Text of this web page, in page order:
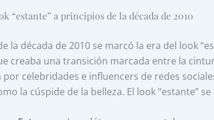
“estante” a principios de la década de 2010
la década de 2010 se marcó la era del look
creaba una transición marcada entre la
celebridades e influencers de redes
la cúspide de la belleza. El look “estante”